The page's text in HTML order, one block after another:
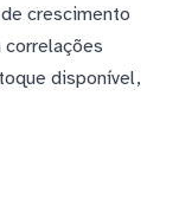
crescimento
correlações
disponível,